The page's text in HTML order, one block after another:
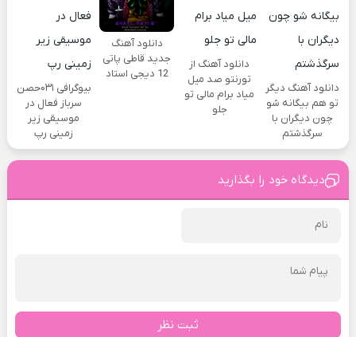
دانلود آهنگ دیگر
تو هم بیگانه شو
چون دیگران با
سرگذشتم
دانلود آهنگ از
تورنتو صد میل
میاد برام مالی تو
جلو
دانلود آهنگ
جدید قاطی پاتی
12 دیجی استاد
بیوگرافی ۰۳۱حصن
سرباز فعال در
موسیقی زیر
زمینی رپ
دیدگاه خود را بگذارید
ثبت نظر